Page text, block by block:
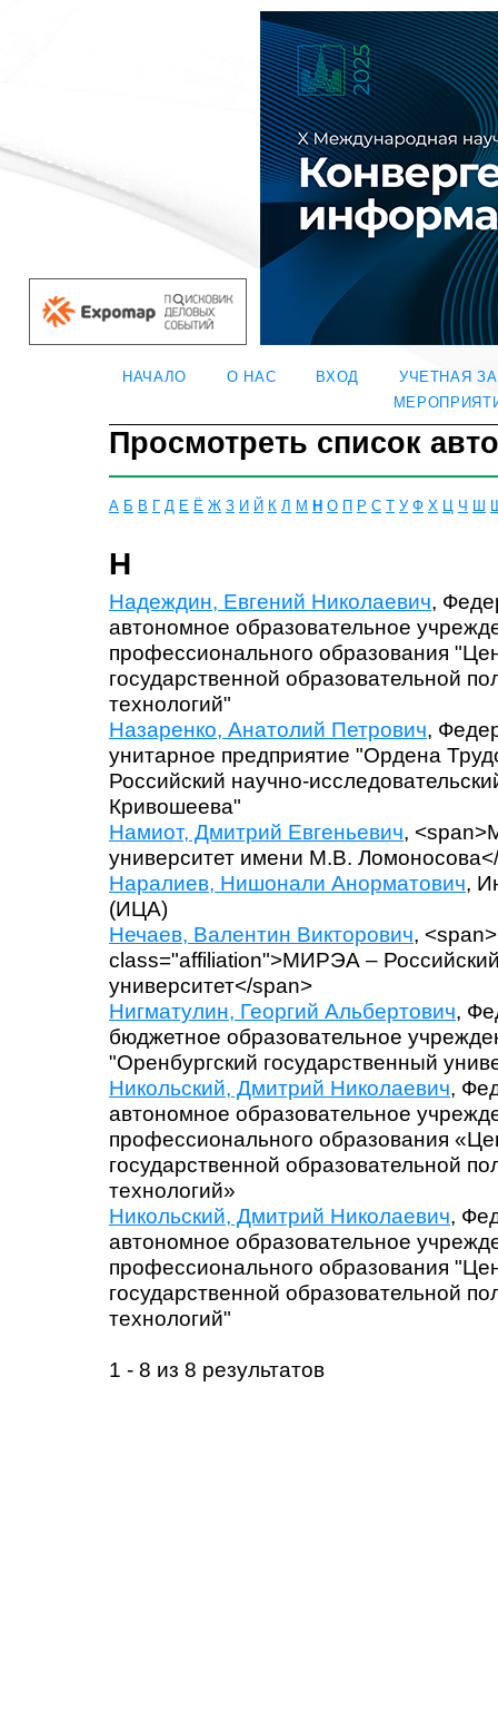
НАЧАЛО О НАС ВХОД
УЧЕТНАЯ
Просмотреть список
А Б В Г Д Е Ё Ж З И Й К Л М Н О П Р С Т У Ф Х Ц Ч Ш
Н
Надеждин, Евгений Николаевич,
автономное образовательное
профессионального образования
государственной образовательной
технологий"
Назаренко, Анатолий Петрович,
унитарное предприятие "Ордена
Российский научно-
Кривошеева"
Намиот, Дмитрий Евгеньевич,
университет имени М.В.
Наралиев, Нишонали Анорматович,
(ИЦА)
Нечаев, Валентин Викторович,
class="affiliation">МИРЭА – Российский
университет</span>
Нигматулин, Георгий Альбертович,
бюджетное образовательное
"Оренбургский государственный
Никольский, Дмитрий Николаевич,
автономное образовательное
профессионального образования
государственной образовательной
технологий»
Никольский, Дмитрий Николаевич,
автономное образовательное
профессионального образования
государственной образовательной
технологий"
1 - 8 из 8 результатов